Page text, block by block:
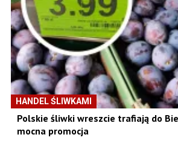
HANDEL ŚLIWKAMI
Polskie śliwki wreszcie trafiają do
mocna promocja